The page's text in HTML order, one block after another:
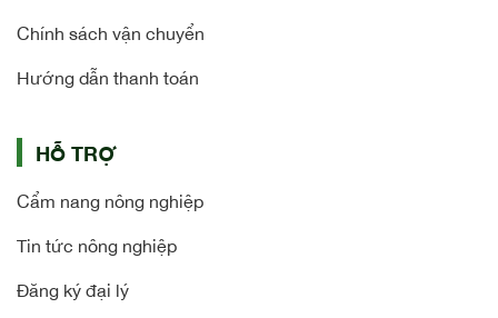
Chính sách vận chuyển
Hướng dẫn thanh toán
HỖ TRỢ
Cẩm nang nông nghiệp
Tin tức nông nghiệp
Đăng ký đại lý